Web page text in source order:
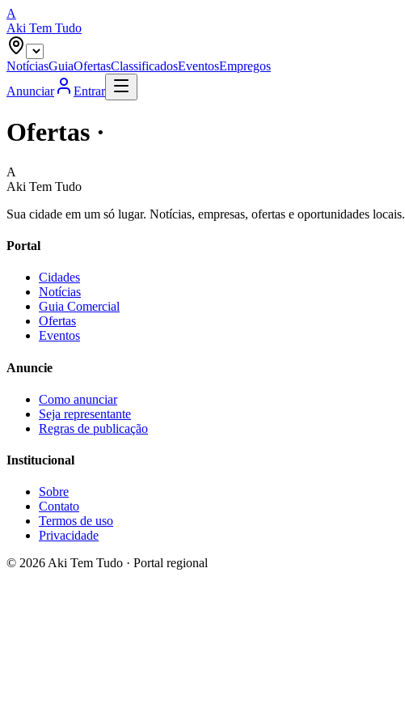
A
Aki Tem Tudo
NotíciasGuiaOfertasClassificadosEventosEmpregos
Anunciar
Entrar
Ofertas ·
A
Aki Tem Tudo
Sua cidade em um só lugar. Notícias, empresas, ofertas e oportunidades locais.
Portal
Cidades
Notícias
Guia Comercial
Ofertas
Eventos
Anuncie
Como anunciar
Seja representante
Regras de publicação
Institucional
Sobre
Contato
Termos de uso
Privacidade
© 2026Aki Tem Tudo · Portal regional